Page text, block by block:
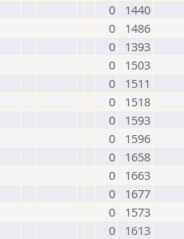
0
1440
0
1486
0
1393
0
1503
0
1511
0
1518
0
1593
0
1596
0
1658
0
1663
0
1677
0
1573
0
1613